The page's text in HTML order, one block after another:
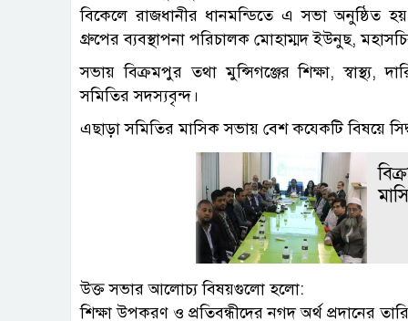
বিকেলে রাজধানীর ধানমন্ডিতে এ সভা অনুষ্ঠিত
গ্রুপের ব্যবস্থাপনা পরিচালক মোহাম্মদ ইউনুছ,
সভায় বিক্রমপুর তথা মুন্সিগঞ্জের শিক্ষা, স্বাস্থ্য,
সমিতির সদস্যবৃন্দ।
এছাড়া সমিতির মাসিক সভায় বেশ কযেকটি বিষয়ে
উক্ত সভার আলোচ্য বিষয়গুলো হলো:
শিক্ষা উপকরণ ও প্রতিবন্ধীদের নগদ অর্থ প্রদানের